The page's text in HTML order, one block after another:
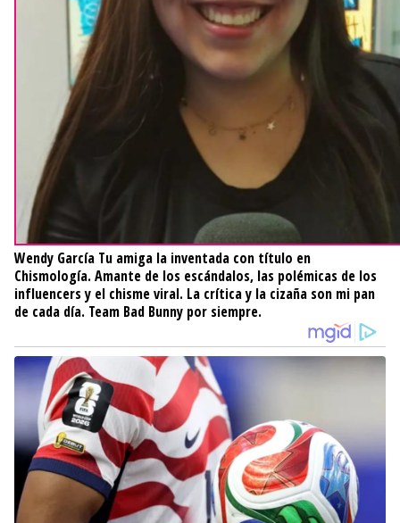
Wendy García Tu amiga la inventada con título en
Chismología. Amante de los escándalos, las polémicas de los
influencers y el chisme viral. La crítica y la cizaña son mi pan
de cada día. Team Bad Bunny por siempre.